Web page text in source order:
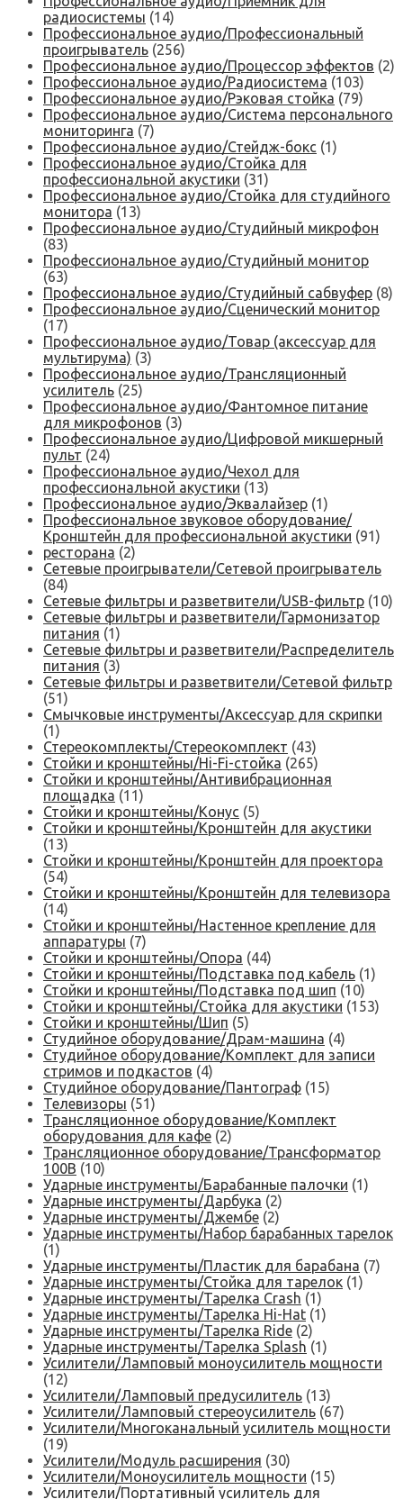
радиосистемы (14)
Профессиональное аудио/Профессиональный
проигрыватель (256)
Профессиональное аудио/Процессор эффектов (2)
Профессиональное аудио/Радиосистема (103)
Профессиональное аудио/Рэковая стойка (79)
Профессиональное аудио/Система персонального
мониторинга (7)
Профессиональное аудио/Стейдж-бокс (1)
Профессиональное аудио/Стойка для
профессиональной акустики (31)
Профессиональное аудио/Стойка для студийного
монитора (13)
Профессиональное аудио/Студийный микрофон
(83)
Профессиональное аудио/Студийный монитор
(63)
Профессиональное аудио/Студийный сабвуфер (8)
Профессиональное аудио/Сценический монитор
(17)
Профессиональное аудио/Товар (аксессуар для
мультирума) (3)
Профессиональное аудио/Трансляционный
усилитель (25)
Профессиональное аудио/Фантомное питание
для микрофонов (3)
Профессиональное аудио/Цифровой микшерный
пульт (24)
Профессиональное аудио/Чехол для
профессиональной акустики (13)
Профессиональное аудио/Эквалайзер (1)
Профессиональное звуковое оборудование/
Кронштейн для профессиональной акустики (91)
ресторана (2)
Сетевые проигрыватели/Сетевой проигрыватель
(84)
Сетевые фильтры и разветвители/USB-фильтр (10)
Сетевые фильтры и разветвители/Гармонизатор
питания (1)
Сетевые фильтры и разветвители/Распределитель
питания (3)
Сетевые фильтры и разветвители/Сетевой фильтр
(51)
Смычковые инструменты/Аксессуар для скрипки
(1)
Стереокомплекты/Стереокомплект (43)
Стойки и кронштейны/Hi-Fi-стойка (265)
Стойки и кронштейны/Антивибрационная
площадка (11)
Стойки и кронштейны/Конус (5)
Стойки и кронштейны/Кронштейн для акустики
(13)
Стойки и кронштейны/Кронштейн для проектора
(54)
Стойки и кронштейны/Кронштейн для телевизора
(14)
Стойки и кронштейны/Настенное крепление для
аппаратуры (7)
Стойки и кронштейны/Опора (44)
Стойки и кронштейны/Подставка под кабель (1)
Стойки и кронштейны/Подставка под шип (10)
Стойки и кронштейны/Стойка для акустики (153)
Стойки и кронштейны/Шип (5)
Студийное оборудование/Драм-машина (4)
Студийное оборудование/Комплект для записи
стримов и подкастов (4)
Студийное оборудование/Пантограф (15)
Телевизоры (51)
Трансляционное оборудование/Комплект
оборудования для кафе (2)
Трансляционное оборудование/Трансформатор
100В (10)
Ударные инструменты/Барабанные палочки (1)
Ударные инструменты/Дарбука (2)
Ударные инструменты/Джембе (2)
Ударные инструменты/Набор барабанных тарелок
(1)
Ударные инструменты/Пластик для барабана (7)
Ударные инструменты/Стойка для тарелок (1)
Ударные инструменты/Тарелка Crash (1)
Ударные инструменты/Тарелка Hi-Hat (1)
Ударные инструменты/Тарелка Ride (2)
Ударные инструменты/Тарелка Splash (1)
Усилители/Ламповый моноусилитель мощности
(12)
Усилители/Ламповый предусилитель (13)
Усилители/Ламповый стереоусилитель (67)
Усилители/Многоканальный усилитель мощности
(19)
Усилители/Модуль расширения (30)
Усилители/Моноусилитель мощности (15)
Усилители/Портативный усилитель для